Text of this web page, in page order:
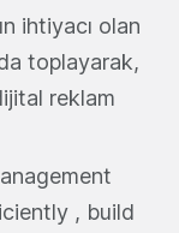
ihtiyacı olan
toplayarak,
reklam
, build